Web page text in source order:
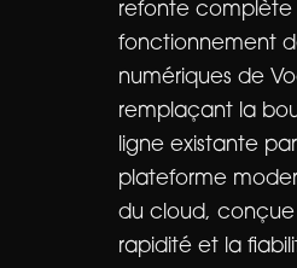
refonte complète
fonctionnement
numériques de
remplaçant la
ligne existante
plateforme
du cloud, conçue
rapidité et la